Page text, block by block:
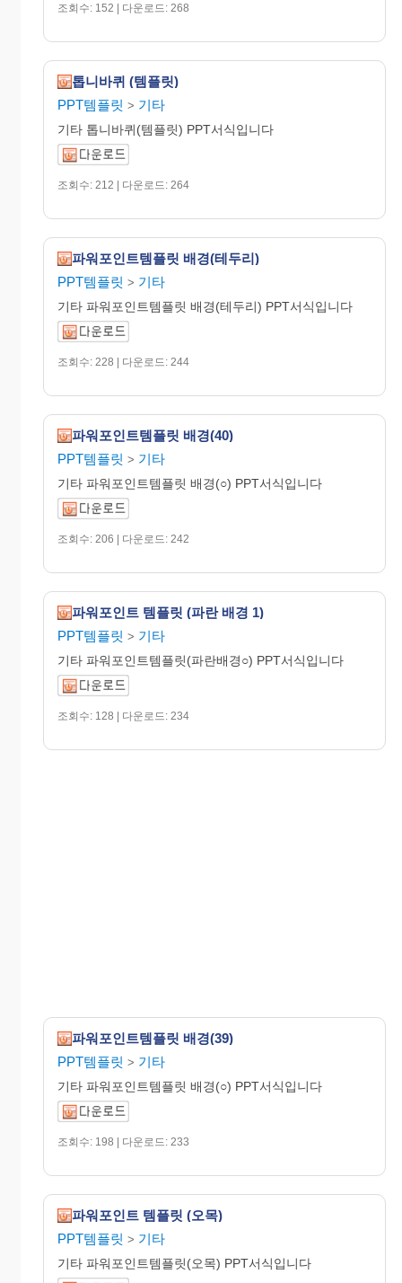
조회수: 152 | 다운로드: 268
톱니바퀴 (템플릿)
PPT템플릿 > 기타
기타 톱니바퀴(템플릿) PPT서식입니다
조회수: 212 | 다운로드: 264
파워포인트템플릿 배경(테두리)
PPT템플릿 > 기타
기타 파워포인트템플릿 배경(테두리) PPT서식입니다
조회수: 228 | 다운로드: 244
파워포인트템플릿 배경(40)
PPT템플릿 > 기타
기타 파워포인트템플릿 배경(○) PPT서식입니다
조회수: 206 | 다운로드: 242
파워포인트 템플릿 (파란 배경 1)
PPT템플릿 > 기타
기타 파워포인트템플릿(파란배경○) PPT서식입니다
조회수: 128 | 다운로드: 234
파워포인트템플릿 배경(39)
PPT템플릿 > 기타
기타 파워포인트템플릿 배경(○) PPT서식입니다
조회수: 198 | 다운로드: 233
파워포인트 템플릿 (오목)
PPT템플릿 > 기타
기타 파워포인트템플릿(오목) PPT서식입니다